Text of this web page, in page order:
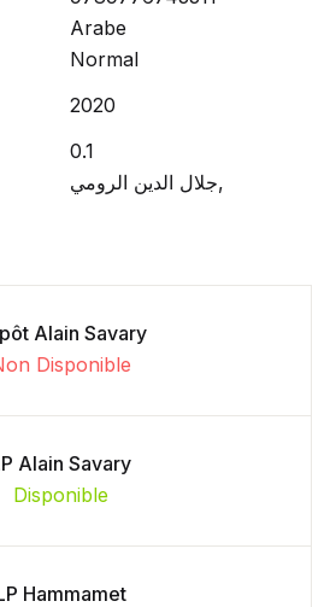
Arabe
Normal
2020
0.1
جلال الدين الرومي,
Alain Savary
Disponible
Alain Savary
Disponible
Hammamet